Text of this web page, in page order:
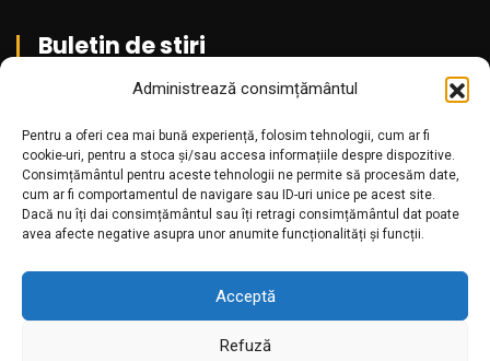
Administrează consimțământul
Pentru a oferi cea mai bună experiență, folosim tehnologii, cum ar fi
cookie-uri, pentru a stoca și/sau accesa informațiile despre dispozitive.
Consimțământul pentru aceste tehnologii ne permite să procesăm date,
cum ar fi comportamentul de navigare sau ID-uri unice pe acest site.
Dacă nu îți dai consimțământul sau îți retragi consimțământul dat poate
avea afecte negative asupra unor anumite funcționalități și funcții.
Acceptă
Refuză
Buletin de stiri
Aboneaza-te pentru a primi cele mai noi stiri din partea
noastra!